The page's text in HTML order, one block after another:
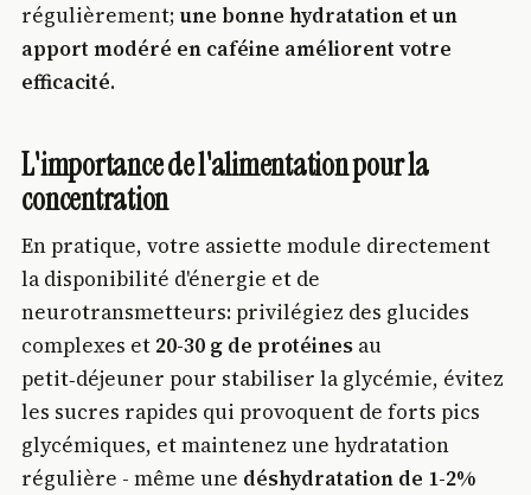
régulièrement;une bonne hydratation et un
apport modéré en caféine améliorent votre
efficacité.
L'importance de l'alimentation pour la
concentration
En pratique, votre assiette module directement
la disponibilité d'énergie et de
neurotransmetteurs: privilégiez des glucides
complexes et 20-30 g de protéines au
petit‑déjeuner pour stabiliser la glycémie, évitez
les sucres rapides qui provoquent de forts pics
glycémiques, et maintenez une hydratation
régulière - même une déshydratation de 1-2%